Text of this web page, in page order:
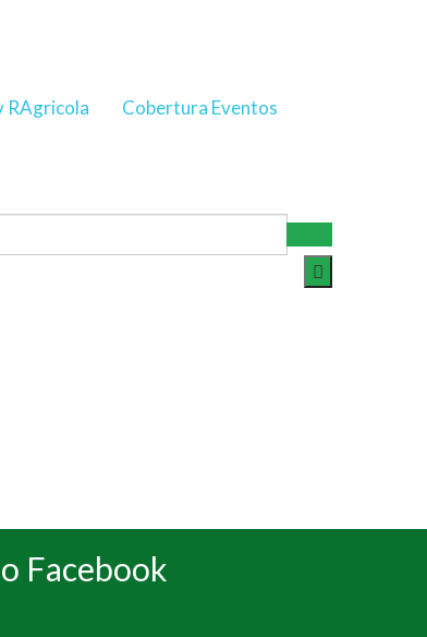
RAgricola Cobertura Eventos
Facebook